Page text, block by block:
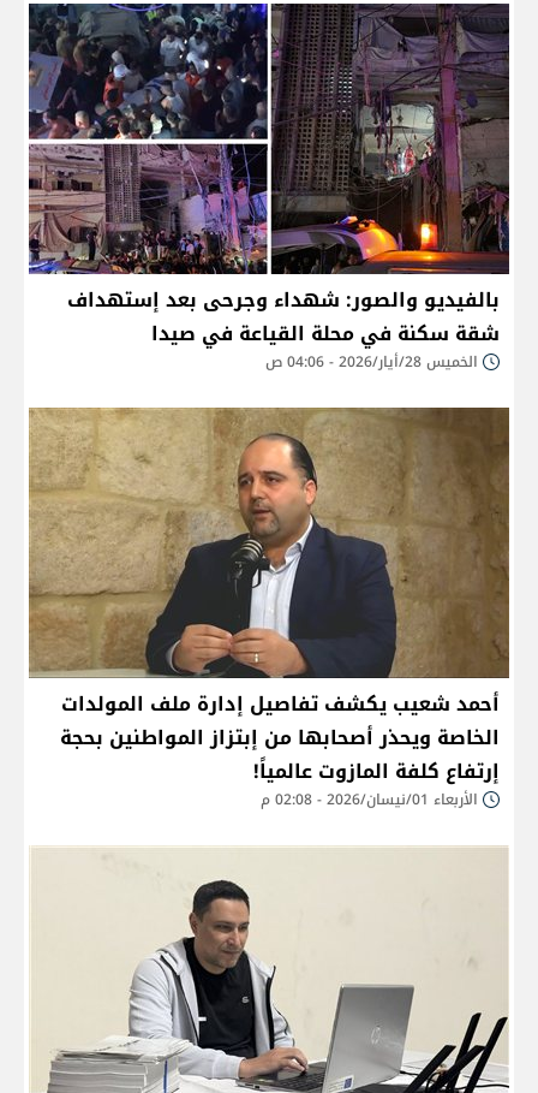
بالفيديو والصور: شهداء وجرحى بعد إستهداف
شقة سكنة في محلة القياعة في صيدا
الخميس 28/أيار/2026 - 04:06 ص
أحمد شعيب يكشف تفاصيل إدارة ملف المولدات
الخاصة ويحذر أصحابها من إبتزاز المواطنين بحجة
إرتفاع كلفة المازوت عالمياً!
الأربعاء 01/نيسان/2026 - 02:08 م